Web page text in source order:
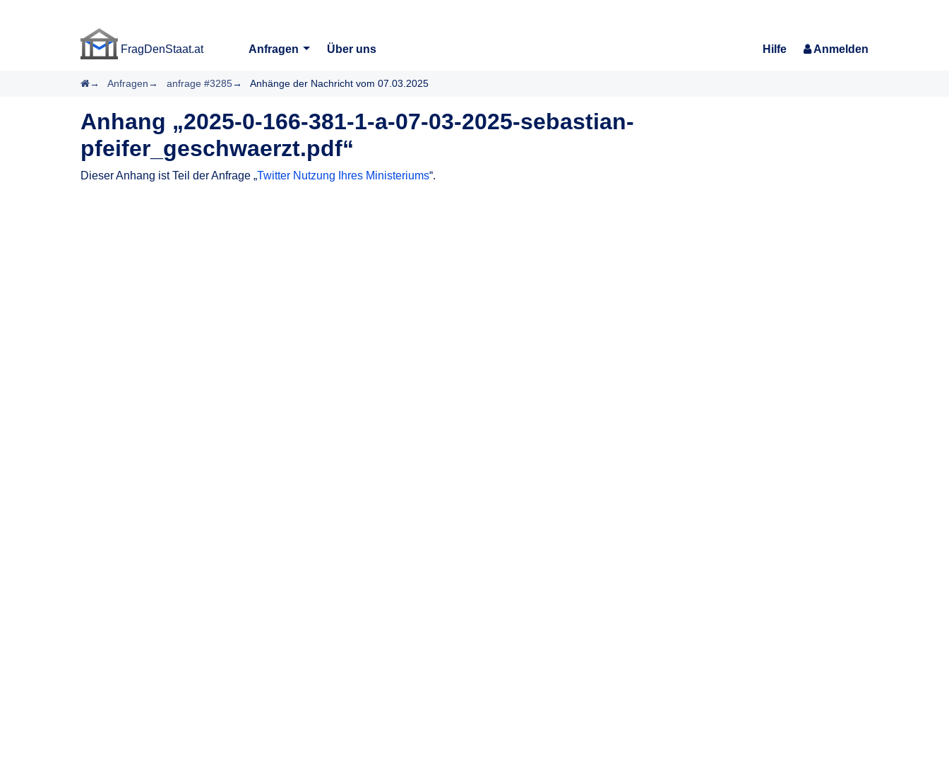
FragDenStaat.at
Anfragen
Über uns Hilfe Anmelden
Startseite
Anfragen anfrage #3285 Anhänge der Nachricht vom 07.03.2025
Anhang „2025-0-166-381-1-a-07-03-2025-sebastian-
pfeifer_geschwaerzt.pdf“
Dieser Anhang ist Teil der Anfrage „Twitter Nutzung Ihres Ministeriums“.